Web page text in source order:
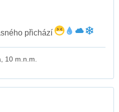
přichází
10 m.n.m.